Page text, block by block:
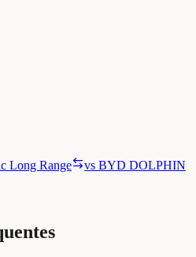
Long Range
vs BYD DOLPHIN